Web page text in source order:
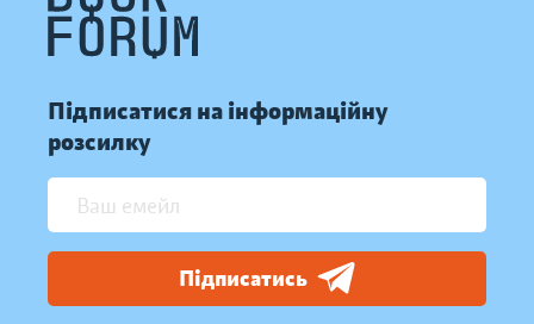
Підписатися на інформаційну
розсилку
Підписатись